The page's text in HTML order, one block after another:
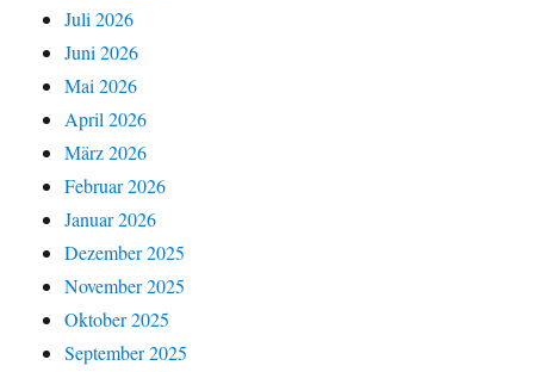
Juli 2026
Juni 2026
Mai 2026
April 2026
März 2026
Februar 2026
Januar 2026
Dezember 2025
November 2025
Oktober 2025
September 2025